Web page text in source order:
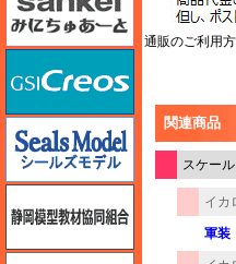
通販のご利用
関連商品
スケー
イカ
軍装
シールズモデル
静岡模型協同組合
シミラー（